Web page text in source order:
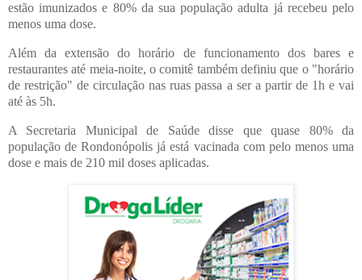
estão imunizados e 80% da sua população adulta já recebeu pelo
menos uma dose.
Além da extensão do horário de funcionamento dos bares e
restaurantes até meia-noite, o comitê também definiu que o "horário
de restrição" de circulação nas ruas passa a ser a partir de 1h e vai
até às 5h.
A Secretaria Municipal de Saúde disse que quase 80% da
população de Rondonópolis já está vacinada com pelo menos uma
dose e mais de 210 mil doses aplicadas.